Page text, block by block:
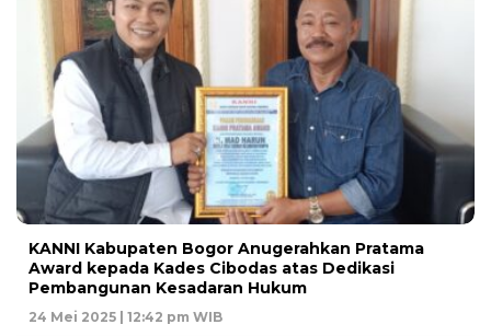
KANNI Kabupaten Bogor Anugerahkan Pratama
Award kepada Kades Cibodas atas Dedikasi
Pembangunan Kesadaran Hukum
24 Mei 2025 | 12:42 pm WIB